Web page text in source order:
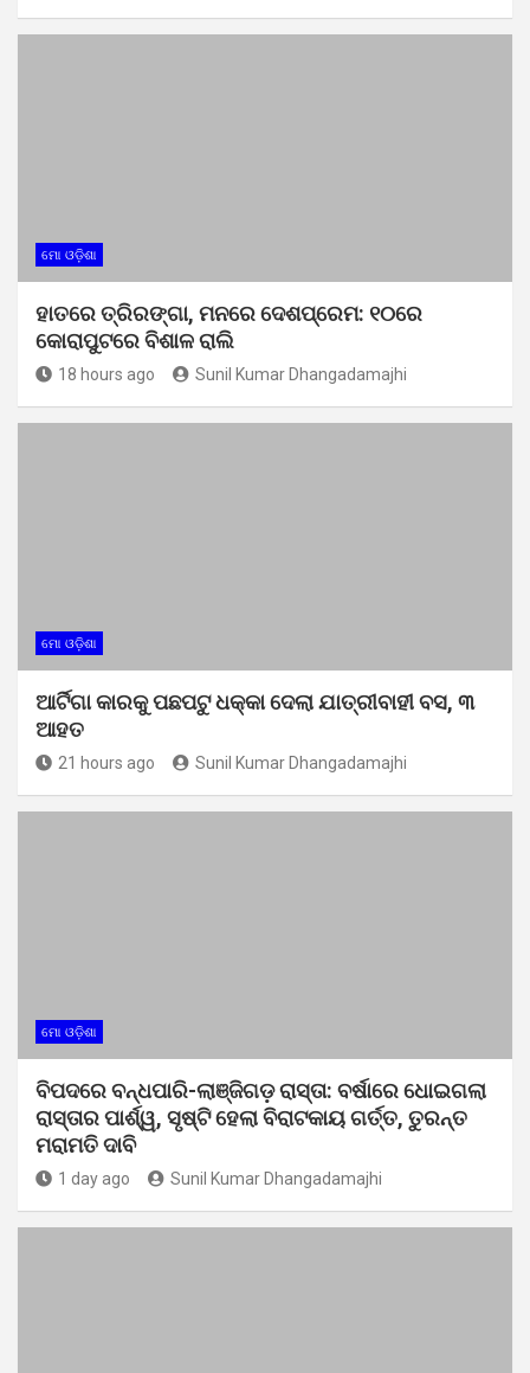
ମୋ ଓଡ଼ିଶା
ହାତରେ ତ୍ରିରଙ୍ଗା, ମନରେ ଦେଶପ୍ରେମ: ୧୦ରେ
କୋରାପୁଟରେ ବିଶାଳ ରାଲି
18 hours ago Sunil Kumar Dhangadamajhi
ମୋ ଓଡ଼ିଶା
ଆର୍ଟିଗା କାରକୁ ପଛପଟୁ ଧକ୍କା ଦେଲା ଯାତ୍ରୀବାହୀ ବସ, ୩
ଆହତ
21 hours ago Sunil Kumar Dhangadamajhi
ମୋ ଓଡ଼ିଶା
ବିପଦରେ ବନ୍ଧପାରି-ଲାଞ୍ଜିଗଡ଼ ରାସ୍ତା: ବର୍ଷାରେ ଧୋଇଗଲା
ରାସ୍ତାର ପାର୍ଶ୍ୱ, ସୃଷ୍ଟି ହେଲା ବିରାଟକାୟ ଗର୍ତ୍ତ, ତୁରନ୍ତ
ମରାମତି ଦାବି
1 day ago Sunil Kumar Dhangadamajhi